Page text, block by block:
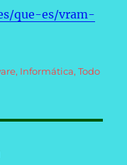
que-es/vram-
, Informática,Todo